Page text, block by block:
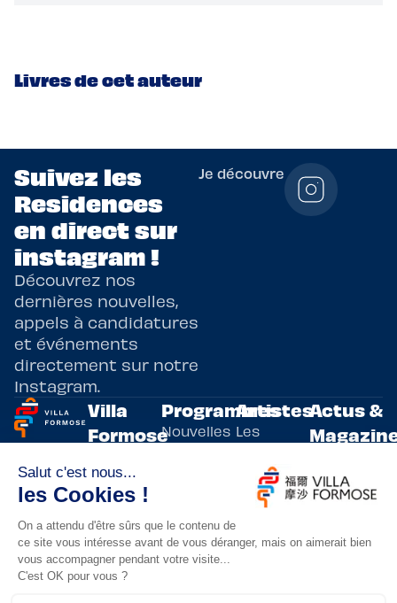
Livres de cet auteur
Suivez les
Residences
en direct sur
instagram !
Découvrez nos
dernières nouvelles,
appels à candidatures
et événements
directement sur notre
Instagram.
Je découvre
Programmes
de
résidences
artistiques
bilatérales,
entre la
France et
Taïwan.
Villa
Formose
Adoptez
un artiste
Lieux de
résidence
Programmes
Nouvelles
écritures
Arts
vivants
innovants
Artistes
Les
artistes
résidents
Evènements
Actus &
actualités